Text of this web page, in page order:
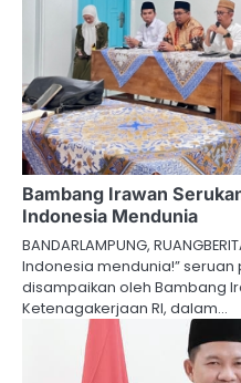
Bambang Irawan
Indonesia Mendunia
BANDARLAMPUNG,
Indonesia mendunia!”
disampaikan oleh Bambang
Ketenagakerjaan RI, dalam…